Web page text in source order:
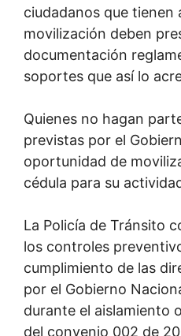
ciudadanos que tienen
movilización deben
documentación
soportes que así lo
Quienes no hagan
previstas por el
oportunidad de
cédula para su
La Policía de Tránsito
los controles
cumplimiento de las
por el Gobierno
durante el aislamiento
del convenio 002 de